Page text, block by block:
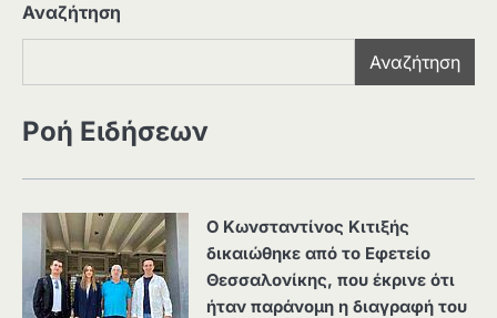
Αναζήτηση
Αναζήτηση
Ροή Ειδήσεων
Ο Κωνσταντίνος Κιτιξής
δικαιώθηκε από το Εφετείο
Θεσσαλονίκης, που έκρινε ότι
ήταν παράνομη η διαγραφή του